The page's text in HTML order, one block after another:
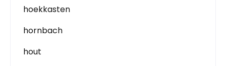
hoekkasten
hornbach
hout